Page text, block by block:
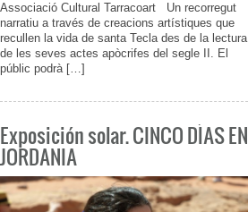
Associació Cultural Tarracoart Un recorregut
narratiu a través de creacions artístiques que
recullen la vida de santa Tecla des de la lectura
de les seves actes apòcrifes del segle II. El
públic podrà […]
Exposición solar. CINCO DÍAS EN
JORDANIA